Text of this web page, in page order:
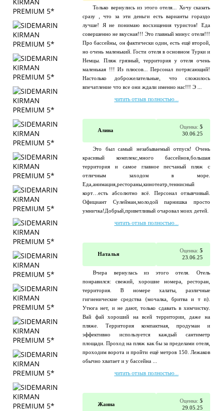
Только вернулись из этого отеля... Хочу сказать
сразу , что за эти деньги есть варианты гораздо
лучше! Я не понимаю восхищения туристов! Еда
совершенно не вкусная!!! Это главный минус отеля!!!
Про бассейны, он фактически один, есть ещё второй,
но очень маленький. Гости отеля в основном Турки и
Немцы. Пляж грязный, территория у отеля очень
маленькая !!! Из плюсов... Персонал потрясающий!
Настолько доброжелательные, что сложилось
впечатление что все они ждали именно нас!!! Э ...
читать отзыв полностью...
Алина
Оценка: 5
30.06.25
Это был самый незабываемый отпуск! Очень
красивый комплекс,много бассейнов,большая
территория и самое главное песчаный пляж с
отличным заходом в море.
Еда,анимация,рестораны,кинотеатр,теннисный
корт…есть абсолютно всё. Персонал отзывчивый.
Официант Сулейман,молодой парнишка просто
умничка!Добрый,приветливый очаровал моих детей.
читать отзыв полностью...
Наталья
Оценка: 5
23.06.25
Вчера вернулась из этого отеля. Отель
понравился: свежий, хорошие номера, ресторан,
территория. В номере халаты, различные
гигиенические средства (мочалка, бритва и т п).
Утюга нет, и не дают, только сдавать в химчистку.
Вай фай хороший на всей территории, даже на
пляже. Территория компактная, продуман и
эффективно используется каждый сантиметр
площади. Проход на пляж как бы за пределами отеля,
проходим ворота и пройти ещё метров 150. Лежаков
обычно хватает и у бассейна ...
читать отзыв полностью...
Жанна
Оценка: 5
29.05.25